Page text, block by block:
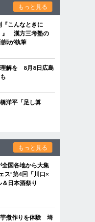
もっと見る
こんなときに
』 漢方三考塾の
師が執筆
理解を 8月8日広島
洋平「足し算
もっと見る
国各地から大集
ス”第4回「川口×
日本酒祭り
芋煮作りを体験 埼